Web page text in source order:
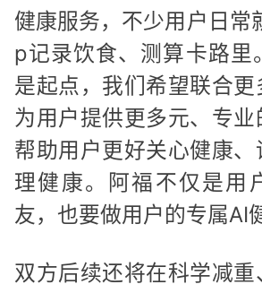
健康服务，不少用户日常
p记录饮食、测算卡路里
是起点，我们希望联合更
为用户提供更多元、专业
帮助用户更好关心健康
理健康。阿福不仅是用
友，也要做用户的专属AI
双方后续还将在科学减重